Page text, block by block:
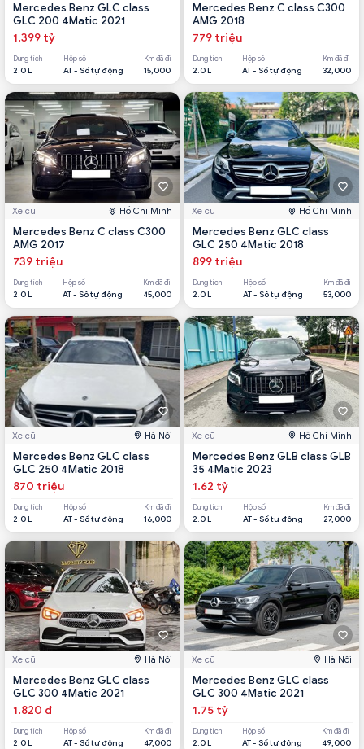
Mercedes Benz GLC class
GLC 200 4Matic 2021
1.399 tỷ
Dung tích
2.0 L
Hộp số
AT - Số tự động
Km đã đi
15,000
Mercedes Benz C class C300
AMG 2018
779 triệu
Dung tích
2.0 L
Hộp số
AT - Số tự động
Km đã đi
32,000
Xe cũ Hồ Chí Minh
Mercedes Benz C class C300
AMG 2017
739 triệu
Dung tích
2.0 L
Hộp số
AT - Số tự động
Km đã đi
45,000
Xe cũ Hồ Chí Minh
Mercedes Benz GLC class
GLC 250 4Matic 2018
899 triệu
Dung tích
2.0 L
Hộp số
AT - Số tự động
Km đã đi
53,000
Xe cũ Hà Nội
Mercedes Benz GLC class
GLC 250 4Matic 2018
870 triệu
Dung tích
2.0 L
Hộp số
AT - Số tự động
Km đã đi
16,000
Xe cũ Hồ Chí Minh
Mercedes Benz GLB class GLB
35 4Matic 2023
1.62 tỷ
Dung tích
2.0 L
Hộp số
AT - Số tự động
Km đã đi
27,000
Xe cũ Hà Nội
Mercedes Benz GLC class
GLC 300 4Matic 2021
1.820 đ
Dung tích
2.0 L
Hộp số
AT - Số tự động
Km đã đi
47,000
Xe cũ Hà Nội
Mercedes Benz GLC class
GLC 300 4Matic 2021
1.75 tỷ
Dung tích
2.0 L
Hộp số
AT - Số tự động
Km đã đi
49,000